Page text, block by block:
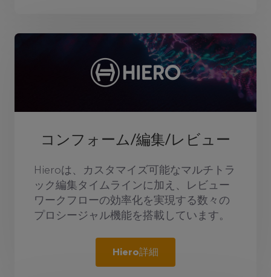
コンフォーム/編集/レビュー
Hieroは、カスタマイズ可能なマルチトラ
ック編集タイムラインに加え、レビュー
ワークフローの効率化を実現する数々の
プロシージャル機能を搭載しています。
Hiero詳細